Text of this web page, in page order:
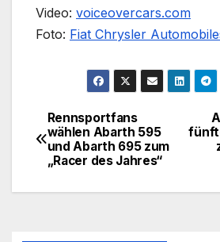
Video: voiceovercars.com
Foto: Fiat Chrysler
Rennsportfans
wählen Abarth 595
und Abarth 695 zum
„Racer des Jahres“